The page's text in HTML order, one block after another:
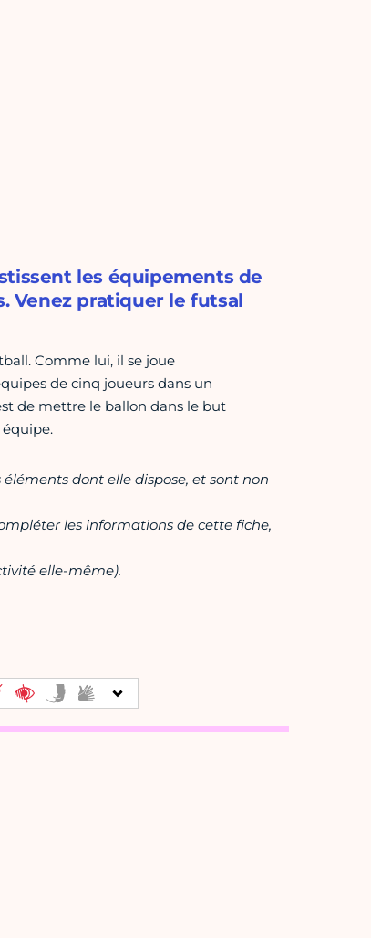
les équipements de
Venez pratiquer le futsal
Comme lui, il se joue
de cinq joueurs dans un
de mettre le ballon dans le but
dont elle dispose, et sont non
les informations de cette fiche,
elle-même).